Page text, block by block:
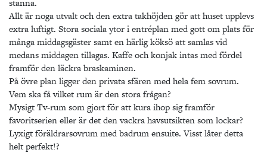
Allt är noga utvalt och den extra takhöjden gör att huset upplevs
extra luftigt. Stora sociala ytor i entréplan med gott om plats för
många middagsgäster samt en härlig köksö att samlas vid
medans middagen tillagas. Kaffe och konjak intas med fördel
framför den läckra braskaminen.
På övre plan ligger den privata sfären med hela fem sovrum.
Vem ska få vilket rum är den stora frågan?
Mysigt Tv-rum som gjort för att kura ihop sig framför
favoritserien eller är det den vackra havsutsikten som lockar?
Lyxigt föräldrarsovrum med badrum ensuite. Visst låter detta
helt perfekt!?